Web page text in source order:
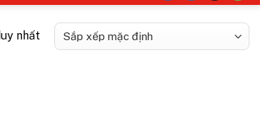
nhất